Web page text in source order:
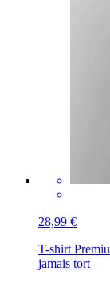
28,99 €
T-shirt
jamais tort